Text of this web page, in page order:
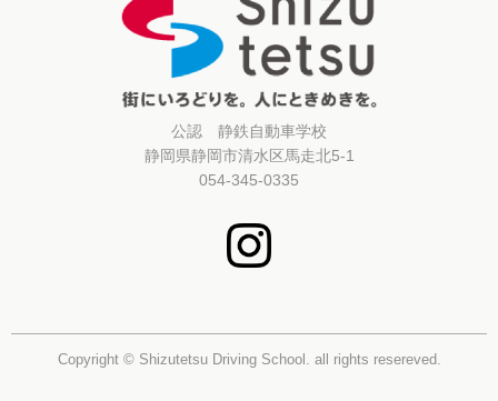
公認 静鉄自動車学校
静岡県静岡市清水区馬走北5-1
054-345-0335
Copyright © Shizutetsu Driving School. all rights resereved.